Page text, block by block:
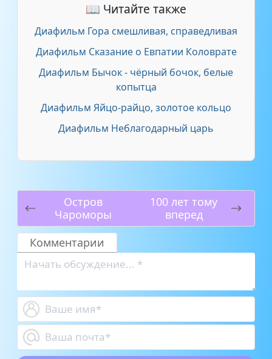
📖 Читайте также
Диафильм Гора смешливая, справедливая
Диафильм Сказание о Евпатии Коловрате
Диафильм Бычок - чёрный бочок, белые
копытца
Диафильм Яйцо-райцо, золотое кольцо
Диафильм Неблагодарный царь
Остров
Чароморы
100 лет тому
вперед
Комментарии